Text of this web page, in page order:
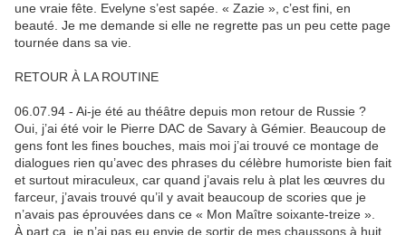
une vraie fête. Evelyne s’est sapée. « Zazie », c’est fini, en
beauté. Je me demande si elle ne regrette pas un peu cette page
tournée dans sa vie.
RETOUR À LA ROUTINE
06.07.94 - Ai-je été au théâtre depuis mon retour de Russie ?
Oui, j’ai été voir le Pierre DAC de Savary à Gémier. Beaucoup de
gens font les fines bouches, mais moi j’ai trouvé ce montage de
dialogues rien qu’avec des phrases du célèbre humoriste bien fait
et surtout miraculeux, car quand j’avais relu à plat les œuvres du
farceur, j’avais trouvé qu’il y avait beaucoup de scories que je
n’avais pas éprouvées dans ce « Mon Maître soixante-treize ».
À part ça, je n’ai pas eu envie de sortir de mes chaussons à huit